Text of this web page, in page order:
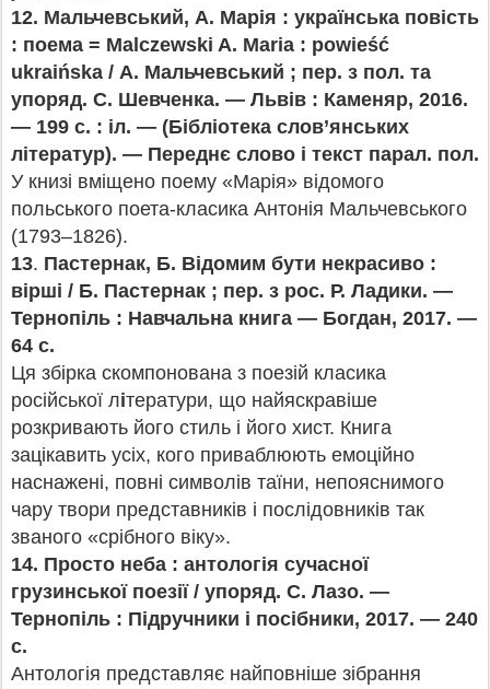
12. Мальчевський, А. Марія : українська повість
: поема = Malczewski A. Maria : powieść
ukraińska / А. Мальчевський ; пер. з пол. та
упоряд. С. Шевченка. — Львів : Каменяр, 2016.
— 199 с. : іл. — (Бібліотека слов’янських
літератур). — Переднє слово і текст парал. пол.
У книзі вміщено поему «Марія» відомого
польського поета-класика Антонія Мальчевського
(1793–1826).
13. Пастернак, Б. Відомим бути некрасиво :
вірші / Б. Пастернак ; пер. з рос. Р. Ладики. —
Тернопіль : Навчальна книга — Богдан, 2017. —
64 с.
Ця збірка скомпонована з поезій класика
російської літератури, що найяскравіше
розкривають його стиль і його хист. Книга
зацікавить усіх, кого приваблюють емоційно
наснажені, повні символів таїни, непояснимого
чару твори представників і послідовників так
званого «срібного віку».
14. Просто неба : антологія сучасної
грузинської поезії / упоряд. С. Лазо. —
Тернопіль : Підручники і посібники, 2017. — 240
с.
Антологія представляє найповніше зібрання